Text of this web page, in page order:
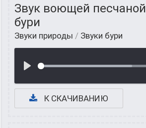
Звук воющей песчаной
бури
Звуки природы / Звуки бури
К СКАЧИВАНИЮ